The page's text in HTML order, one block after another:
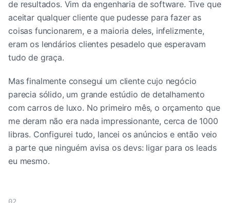
de resultados. Vim da engenharia de software. Tive que
aceitar qualquer cliente que pudesse para fazer as
coisas funcionarem, e a maioria deles, infelizmente,
eram os lendários clientes pesadelo que esperavam
tudo de graça.
Mas finalmente consegui um cliente cujo negócio
parecia sólido, um grande estúdio de detalhamento
com carros de luxo. No primeiro mês, o orçamento que
me deram não era nada impressionante, cerca de 1000
libras. Configurei tudo, lancei os anúncios e então veio
a parte que ninguém avisa os devs: ligar para os leads
eu mesmo.